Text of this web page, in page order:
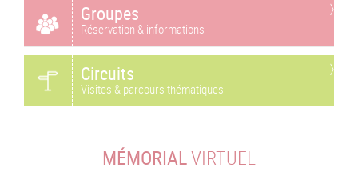
Groupes
Réservation & informations
Circuits
Visites & parcours thématiques
MÉMORIALVIRTUEL